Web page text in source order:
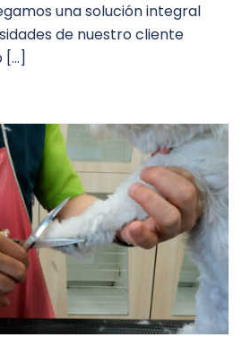
una solución integral
de nuestro cliente
[…]